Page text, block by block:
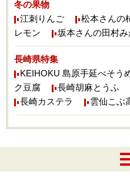
冬の果物
江刺りんご
松本さんの
レモン
坂本さんの田村み
長崎県特集
KEIHOKU 島原手延べそう
ク豆腐
長崎胡麻とうふ
長崎カステラ
雲仙こぶ